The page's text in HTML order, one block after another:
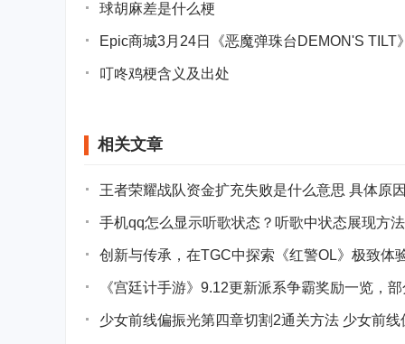
球胡麻差是什么梗
Epic商城3月24日《恶魔弹珠台DEMON'S TILT
叮咚鸡梗含义及出处
相关文章
王者荣耀战队资金扩充失败是什么意思 具体原
手机qq怎么显示听歌状态？听歌中状态展现方
创新与传承，在TGC中探索《红警OL》极致体
《宫廷计手游》9.12更新派系争霸奖励一览，
少女前线偏振光第四章切割2通关方法 少女前